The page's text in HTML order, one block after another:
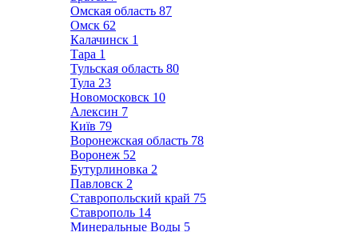
Омская область 87
Омск 62
Калачинск 1
Тара 1
Тульская область 80
Тула 23
Новомосковск 10
Алексин 7
Київ 79
Воронежская область 78
Воронеж 52
Бутурлиновка 2
Павловск 2
Ставропольский край 75
Ставрополь 14
Минеральные Воды 5